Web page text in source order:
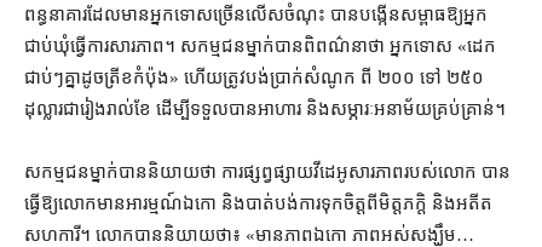
ពន្ធនាគារ​ដែល​មាន​អ្នកទោស​ច្រើន​លើស​ចំណុះ បាន​បង្កើន​សម្ពាធ​ឱ្យ​អ្នក​
ជាប់ឃុំ​ធ្វើការ​សារភាព​។ សកម្មជន​ម្នាក់​បាន​ពិពណ៌នា​ថា អ្នកទោស «​ដេក​
ជាប់ៗ​គ្នា​ដូច​ត្រីខកំប៉ុង​» ហើយ​ត្រូវ​បង់ប្រាក់​សំណូក ពី ២០០ ទៅ ២៥០
ដុល្លារ​ជា​រៀងរាល់​ខែ ដើម្បី​ទទួល​បាន​អាហារ និង​សម្ភារៈ​អនាម័យ​គ្រប់គ្រាន់។
សកម្មជន​ម្នាក់​បាន​និយាយ​ថា ការ​ផ្សព្វផ្សាយ​វីដេអូ​សារភាព​របស់​លោក បាន​
ធ្វើឱ្យ​លោក​មាន​អារម្មណ៍​ឯកោ និង​បាត់បង់​ការ​ទុកចិត្ត​ពី​មិត្តភក្ដិ និង​អតីត​
សហការី​។ លោក​បាន​និយាយ​ថា​៖ «​មាន​ភាព​ឯកោ ភាព​អស់សង្ឃឹម​…